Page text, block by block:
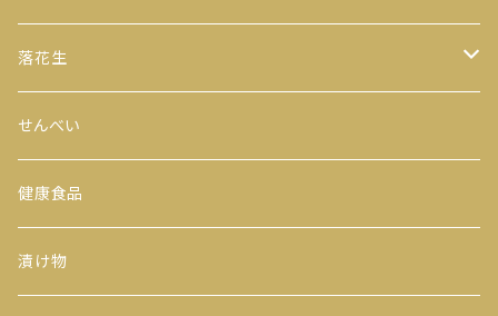
100ｇ
200ｇ
玄米茶
茎茶
玉露
番茶
全型
手巻のり
おにぎりのり
カットのり
落花生
からつき
平袋（中袋サイズ）
一期一会（小袋サイズ）
せんべい
健康食品
漬け物